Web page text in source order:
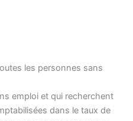
les personnes sans
emploi et qui recherchent
dans le taux de